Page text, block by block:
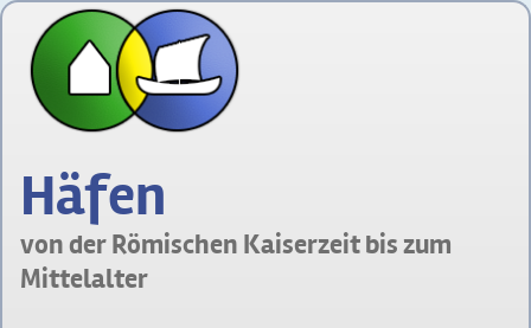
Häfen
von der Römischen Kaiserzeit bis zum
Mittelalter